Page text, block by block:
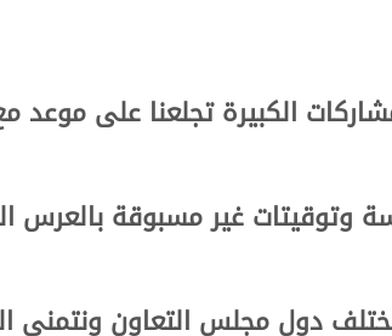
الكبيرة تجلعنا على
وتوقيتات غير مسبوقة بالعرس
دول مجلس التعاون ونتمنى